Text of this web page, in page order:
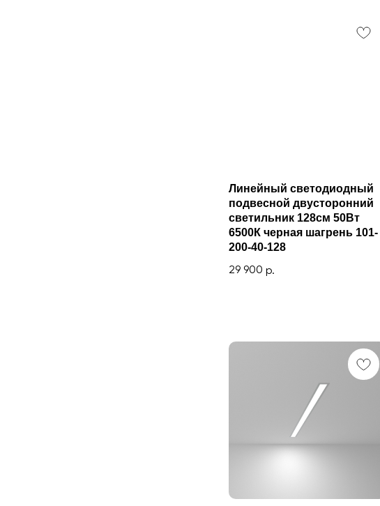
Линейный светодиодный
подвесной двусторонний
светильник 128см 50Вт
6500К черная шагрень 101-
200-40-128
29 900 р.